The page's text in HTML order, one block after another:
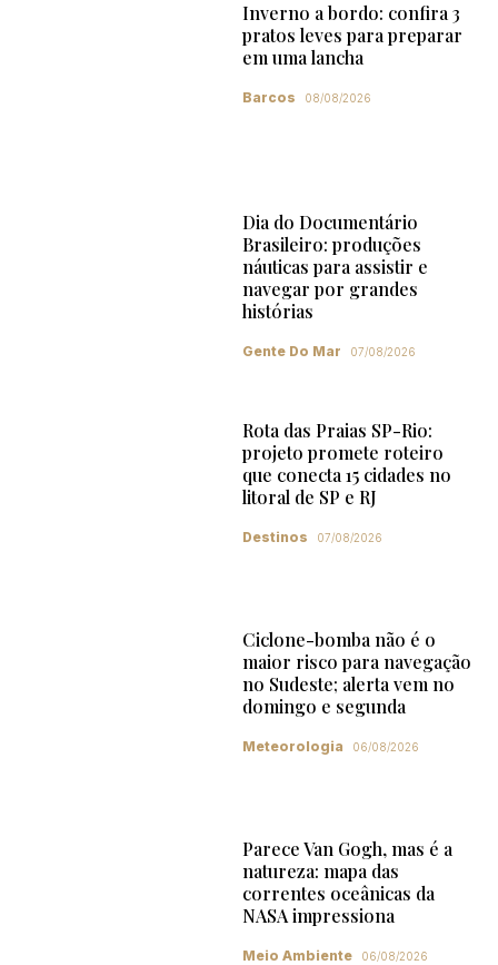
Inverno a bordo: confira 3
pratos leves para preparar
em uma lancha
Barcos 08/08/2026
Dia do Documentário
Brasileiro: produções
náuticas para assistir e
navegar por grandes
histórias
Gente Do Mar 07/08/2026
Rota das Praias SP-Rio:
projeto promete roteiro
que conecta 15 cidades no
litoral de SP e RJ
Destinos 07/08/2026
Ciclone-bomba não é o
maior risco para navegação
no Sudeste; alerta vem no
domingo e segunda
Meteorologia 06/08/2026
Parece Van Gogh, mas é a
natureza: mapa das
correntes oceânicas da
NASA impressiona
Meio Ambiente 06/08/2026